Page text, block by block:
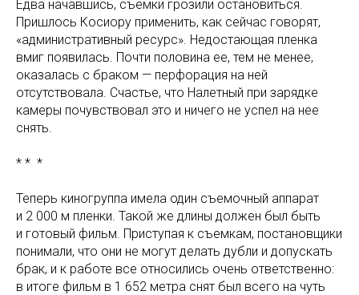
Едва начавшись, съемки грозили остановиться.
Пришлось Косиору применить, как сейчас говорят,
«административный ресурс». Недостающая пленка
вмиг появилась. Почти половина ее, тем не менее,
оказалась с браком — перфорация на ней
отсутствовала. Счастье, что Налетный при зарядке
камеры почувствовал это и ничего не успел на нее
снять.
* * *
Теперь киногруппа имела один съемочный аппарат
и 2 000 м пленки. Такой же длины должен был быть
и готовый фильм. Приступая к съемкам, постановщики
понимали, что они не могут делать дубли и допускать
брак, и к работе все относились очень ответственно:
в итоге фильм в 1 652 метра снят был всего на чуть